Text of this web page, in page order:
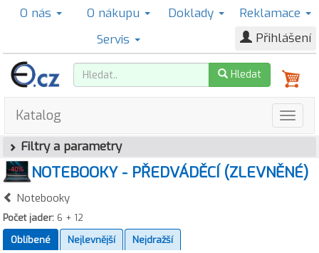
O nás O nákupu Doklady
Reklamace
Servis
Přihlášení
Hledat
Katalog
Filtry a parametry
NOTEBOOKY - PŘEDVÁDĚCÍ (ZLEVNĚNÉ)
Notebooky
Počet jader: 6 + 12
Oblíbené
Nejlevnější Nejdražší